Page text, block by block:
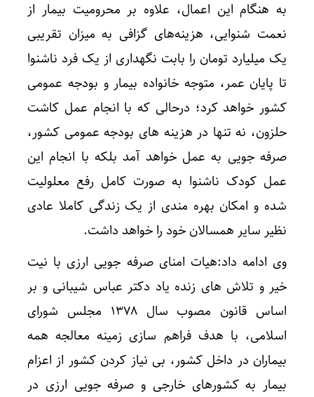
به هنگام این اعمال، علاوه بر محرومیت بیمار از
نعمت شنوایی، هزینه‌های گزافی به میزان تقریبی
یک میلیارد تومان را بابت نگهداری از یک فرد ناشنوا
تا پایان عمر، متوجه خانواده بیمار و بودجه عمومی
کشور خواهد کرد؛ درحالی که با انجام عمل کاشت
حلزون، نه تنها در هزینه های بودجه عمومی کشور،
صرفه جویی به عمل خواهد آمد بلکه با انجام این
عمل کودک ناشنوا به صورت کامل رفع معلولیت
شده و امکان بهره مندی از یک زندگی کاملا عادی
نظیر سایر همسالان خود را خواهد داشت.
وی ادامه داد:‌هیات امنای صرفه جویی ارزی با نیت
خیر و تلاش های زنده یاد دکتر عباس شیبانی و بر
اساس قانون مصوب سال ۱۳۷۸ مجلس شورای
اسلامی، با هدف فراهم سازی زمینه معالجه همه
بیماران در داخل کشور، بی نیاز کردن کشور از اعزام
بیمار به کشورهای خارجی و صرفه جویی ارزی در